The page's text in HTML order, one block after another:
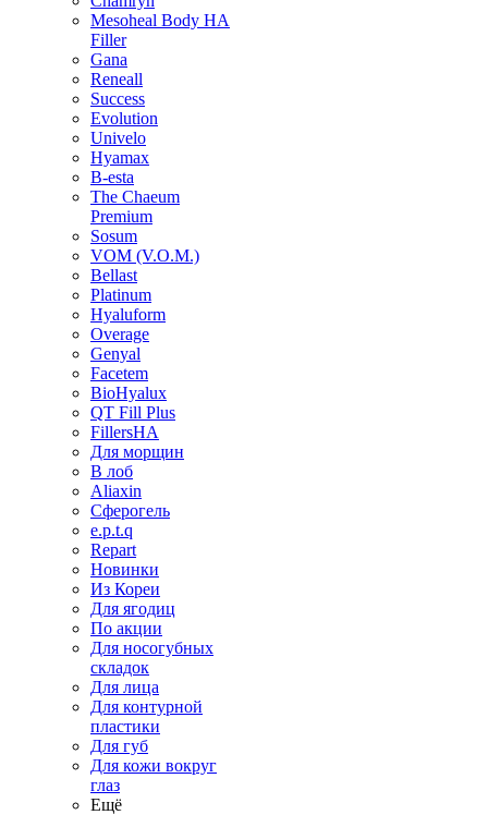
Mesoheal Body HA
Filler
Gana
Reneall
Success
Evolution
Univelo
Hyamax
B-esta
The Chaeum
Premium
Sosum
VOM (V.O.M.)
Bellast
Platinum
Hyaluform
Overage
Genyal
Facetem
BioHyalux
QT Fill Plus
FillersHA
Для морщин
В лоб
Aliaxin
Сферогель
e.p.t.q
Repart
Новинки
Из Кореи
Для ягодиц
По акции
Для носогубных
складок
Для лица
Для контурной
пластики
Для губ
Для кожи вокруг
глаз
Ещё